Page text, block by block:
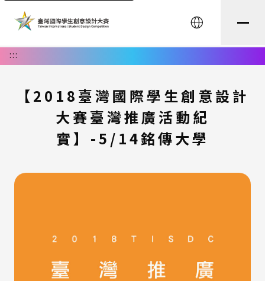
English
:::
【2018臺灣國際學生創意設計
大賽臺灣推廣活動紀
實】-5/14銘傳大學